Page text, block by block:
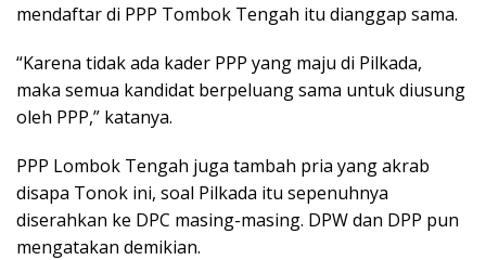
mendaftar di PPP Tombok Tengah itu dianggap sama.
“Karena tidak ada kader PPP yang maju di Pilkada,
maka semua kandidat berpeluang sama untuk diusung
oleh PPP,” katanya.
PPP Lombok Tengah juga tambah pria yang akrab
disapa Tonok ini, soal Pilkada itu sepenuhnya
diserahkan ke DPC masing-masing. DPW dan DPP pun
mengatakan demikian.